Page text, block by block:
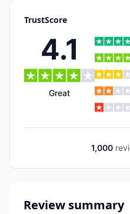
TrustScore
4.1
Great
1,000
Review summary